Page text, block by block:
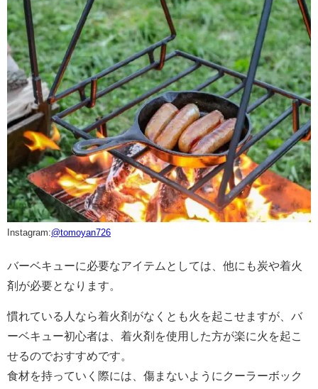
Instagram:@tomoyan726
バーベキューに必要なアイテムとしては、他にも炭や着火
剤が必要となります。
慣れている人なら着火剤がなくとも火を起こせますが、バ
ーベキュー初心者は、着火剤を使用した方が楽に火を起こ
せるのでおすすめです。
食材を持っていく際には、傷まないようにクーラーボック